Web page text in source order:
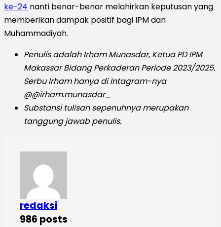
ke-24 nanti benar-benar melahirkan keputusan yang
memberikan dampak positif bagi IPM dan
Muhammadiyah.
Penulis adalah Irham Munasdar, Ketua PD IPM
Makassar Bidang Perkaderan Periode 2023/2025.
Serbu Irham hanya di Intagram-nya
@@irham.munasdar_
Substansi tulisan sepenuhnya merupakan
tanggung jawab penulis.
redaksi
986 posts